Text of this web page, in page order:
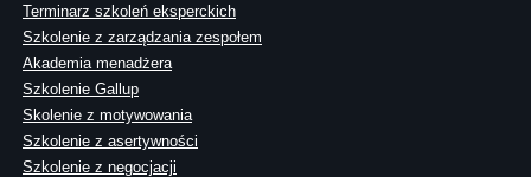
Terminarz szkoleń eksperckich
Szkolenie z zarządzania zespołem
Akademia menadżera
Szkolenie Gallup
Skolenie z motywowania
Szkolenie z asertywności
Szkolenie z negocjacji